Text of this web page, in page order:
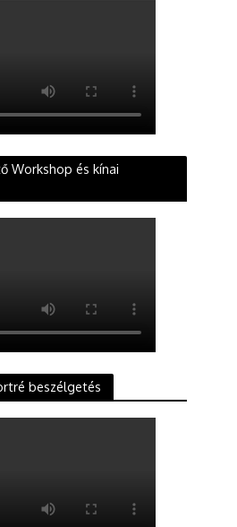
Workshop és kínai
beszélgetés